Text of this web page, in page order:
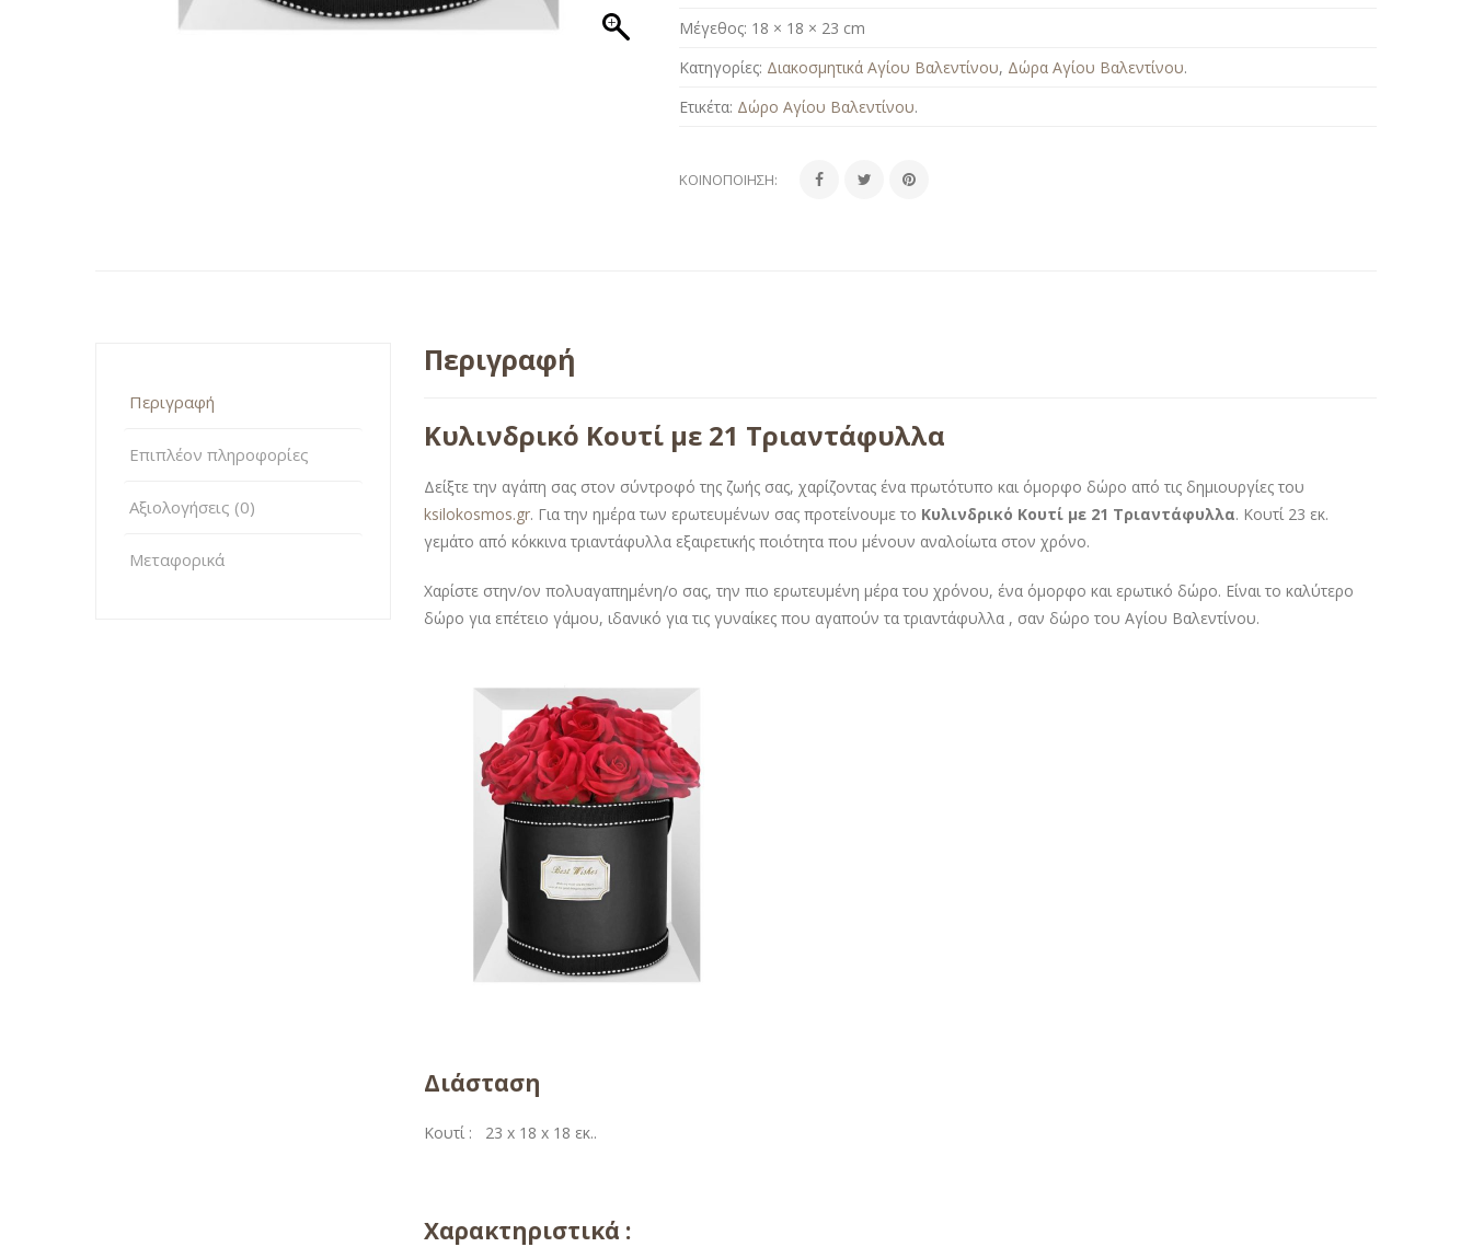
Μέγεθος: 18 × 18 × 23 cm
Κατηγορίες: Διακοσμητικά Αγίου Βαλεντίνου, Δώρα Αγίου Βαλεντίνου.
Ετικέτα: Δώρο Αγίου Βαλεντίνου.
ΚΟΙΝΟΠΟΊΗΣΗ:
Περιγραφή
Επιπλέον πληροφορίες
Αξιολογήσεις (0)
Μεταφορικά
Περιγραφή
Κυλινδρικό Κουτί με 21 Τριαντάφυλλα
Δείξτε την αγάπη σας στον σύντροφό της ζωής σας, χαρίζοντας ένα πρωτότυπο και όμορφο δώρο από τις δημιουργίες του
ksilokosmos.gr. Για την ημέρα των ερωτευμένων σας προτείνουμε το Κυλινδρικό Κουτί με 21 Τριαντάφυλλα. Κουτί 23 εκ.
γεμάτο από κόκκινα τριαντάφυλλα εξαιρετικής ποιότητα που μένουν αναλοίωτα στον χρόνο.
Χαρίστε στην/ον πολυαγαπημένη/ο σας, την πιο ερωτευμένη μέρα του χρόνου, ένα ΄ομορφο και ερωτικό δώρο. Είναι το καλύτερο
δώρο για επέτειο γάμου, ιδανικό για τις γυναίκες που αγαπούν τα τριαντάφυλλα , σαν δώρο του Αγίου Βαλεντίνου.
Διάσταση
Κουτί : 23 x 18 x 18 εκ..
Χαρακτηριστικά :